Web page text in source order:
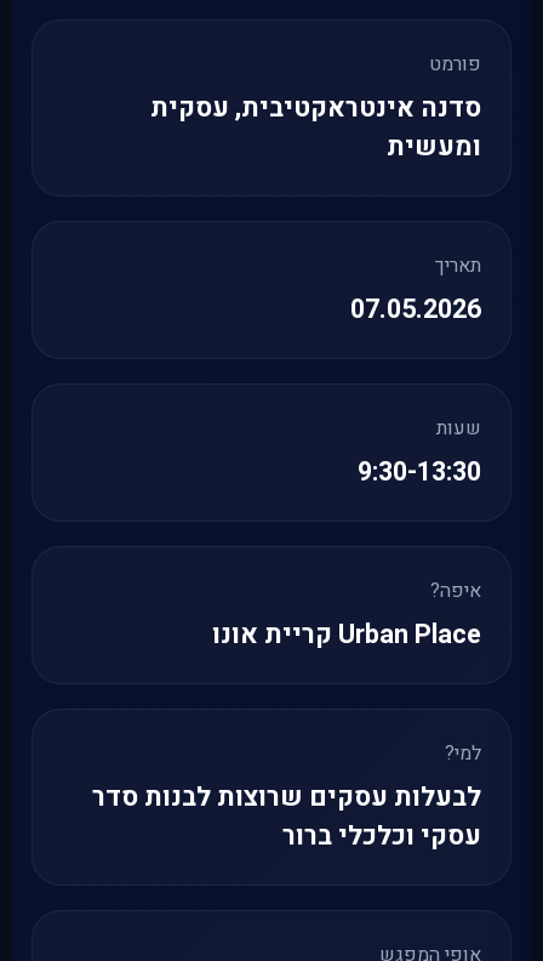
פורמט
סדנה אינטראקטיבית, עסקית
ומעשית
תאריך
07.05.2026
שעות
9:30-13:30
איפה?
Urban Place קריית אונו
למי?
לבעלות עסקים שרוצות לבנות סדר
עסקי וכלכלי ברור
אופי המפגש